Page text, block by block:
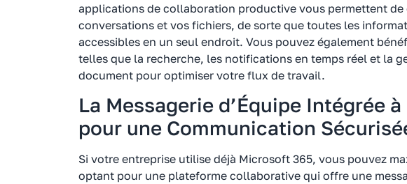
applications de collaboration productive vous permettent de
conversations et vos fichiers, de sorte que toutes les
accessibles en un seul endroit. Vous pouvez également
telles que la recherche, les notifications en temps réel et la
document pour optimiser votre flux de travail.
La Messagerie d’Équipe Intégrée
pour une Communication
Si votre entreprise utilise déjà Microsoft 365, vous pouvez
optant pour une plateforme collaborative qui offre une